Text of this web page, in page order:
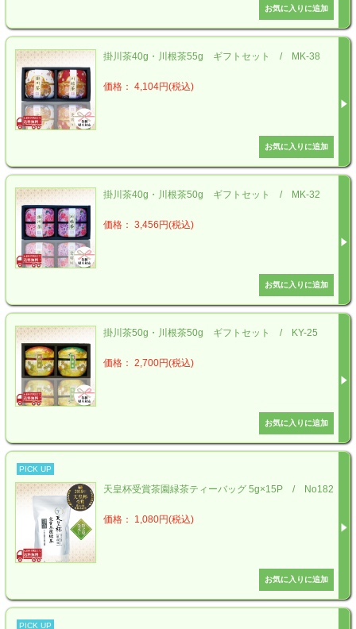
掛川茶40g・川根茶55g ギフトセット / MK-38
価格： 4,104円(税込)
掛川茶40g・川根茶50g ギフトセット / MK-32
価格： 3,456円(税込)
掛川茶50g・川根茶50g ギフトセット / KY-25
価格： 2,700円(税込)
PICK UP
天皇杯受賞茶園緑茶ティーバッグ 5g×15P / No182
価格： 1,080円(税込)
PICK UP